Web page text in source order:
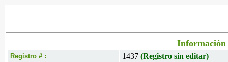
Información
Registro # : 1437 (Registro sin editar)